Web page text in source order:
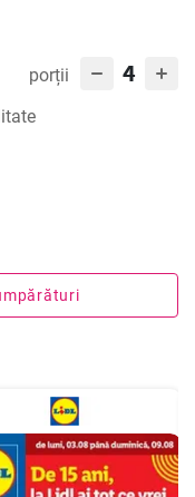
porții 4